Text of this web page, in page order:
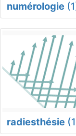
numérologie
radiesthésie